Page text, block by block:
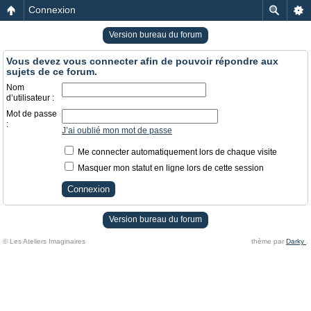
Connexion
Version bureau du forum
Vous devez vous connecter afin de pouvoir répondre aux
sujets de ce forum.
Nom
d’utilisateur :
Mot de passe
:
J’ai oublié mon mot de passe
Me connecter automatiquement lors de chaque visite
Masquer mon statut en ligne lors de cette session
Version bureau du forum
© Les Ateliers Imaginaires thème par Darky